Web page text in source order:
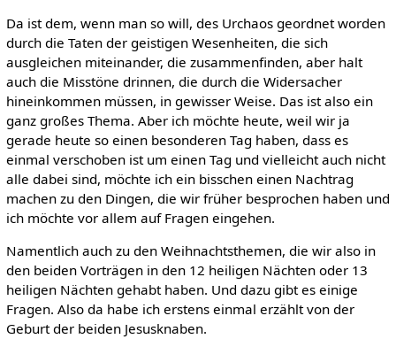
Da ist dem, wenn man so will, des Urchaos geordnet worden
durch die Taten der geistigen Wesenheiten, die sich
ausgleichen miteinander, die zusammenfinden, aber halt
auch die Misstöne drinnen, die durch die Widersacher
hineinkommen müssen, in gewisser Weise. Das ist also ein
ganz großes Thema. Aber ich möchte heute, weil wir ja
gerade heute so einen besonderen Tag haben, dass es
einmal verschoben ist um einen Tag und vielleicht auch nicht
alle dabei sind, möchte ich ein bisschen einen Nachtrag
machen zu den Dingen, die wir früher besprochen haben und
ich möchte vor allem auf Fragen eingehen.
Namentlich auch zu den Weihnachtsthemen, die wir also in
den beiden Vorträgen in den 12 heiligen Nächten oder 13
heiligen Nächten gehabt haben. Und dazu gibt es einige
Fragen. Also da habe ich erstens einmal erzählt von der
Geburt der beiden Jesusknaben.